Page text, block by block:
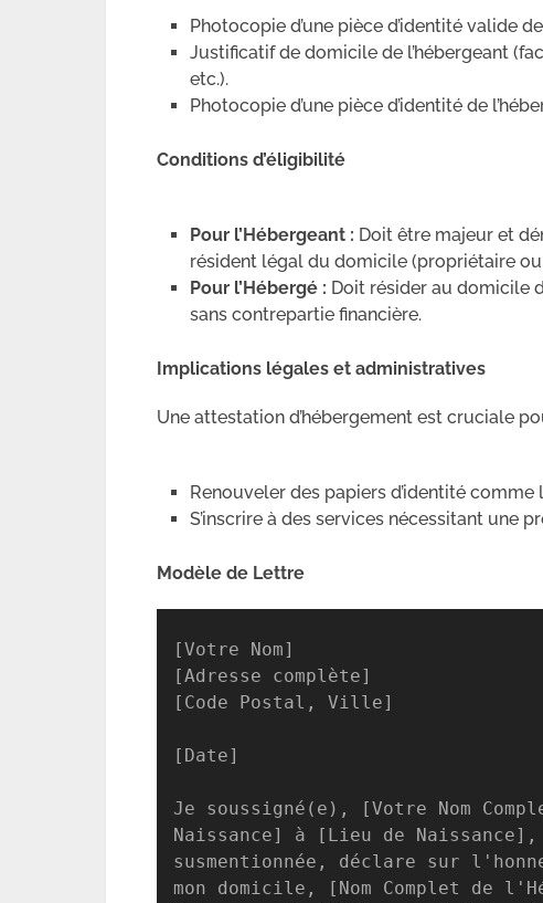
Photocopie d’une pièce d’identité valide
Justificatif de domicile de l’hébergeant
etc.).
Photocopie d’une pièce d’identité de
Conditions d’éligibilité
Pour l’Hébergeant : Doit être majeur et
résident légal du domicile (propriétaire
Pour l’Hébergé : Doit résider au domicile
sans contrepartie financière.
Implications légales et administratives
Une attestation d’hébergement est cruciale
Renouveler des papiers d’identité
S’inscrire à des services nécessitant une
Modèle de Lettre
[Votre Nom]
[Adresse complète]
[Code Postal, Ville]
[Date]
Je soussigné(e), [Votre Nom
Naissance] à [Lieu de
susmentionnée, déclare sur
mon domicile, [Nom Complet de